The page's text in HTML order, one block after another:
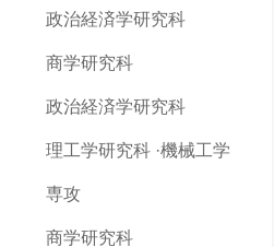
政治経済学研究科
商学研究科
政治経済学研究科
理工学研究科 ·機械工学
専攻
商学研究科